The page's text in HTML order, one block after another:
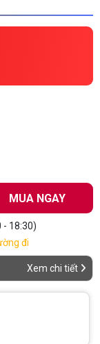
MUA NGAY
- 18:30)
đi
Xem chi tiết